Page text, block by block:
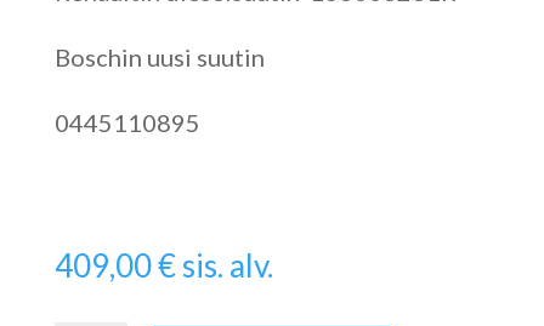
Boschin uusi suutin
0445110895
409,00€sis. alv.